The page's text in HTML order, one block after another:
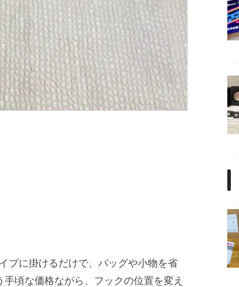
プに掛けるだけで、バッグや小物を省
頃な価格ながら、フックの位置を変え